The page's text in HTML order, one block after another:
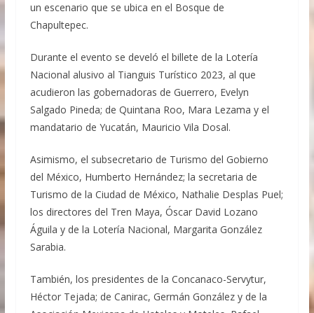
un escenario que se ubica en el Bosque de
Chapultepec.
Durante el evento se develó el billete de la Lotería
Nacional alusivo al Tianguis Turístico 2023, al que
acudieron las gobernadoras de Guerrero, Evelyn
Salgado Pineda; de Quintana Roo, Mara Lezama y el
mandatario de Yucatán, Mauricio Vila Dosal.
Asimismo, el subsecretario de Turismo del Gobierno
del México, Humberto Hernández; la secretaria de
Turismo de la Ciudad de México, Nathalie Desplas Puel;
los directores del Tren Maya, Óscar David Lozano
Águila y de la Lotería Nacional, Margarita González
Sarabia.
También, los presidentes de la Concanaco-Servytur,
Héctor Tejada; de Canirac, Germán González y de la